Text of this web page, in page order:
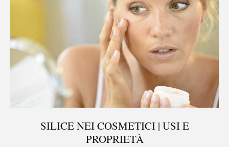
SILICE NEI COSMETICI | USI E
PROPRIETÀ